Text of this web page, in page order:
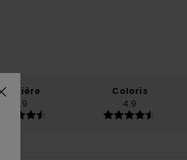
Matière
4.9
Coloris
4.9